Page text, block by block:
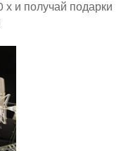
и получай подарки